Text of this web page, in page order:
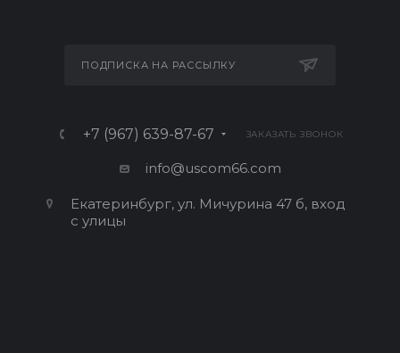
ПОДПИСКА НА РАССЫЛКУ
+7 (967) 639-87-67 ЗАКАЗАТЬ ЗВОНОК
info@uscom66.com
Екатеринбург, ул. Мичурина 47 б, вход
с улицы
>